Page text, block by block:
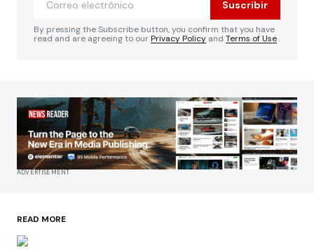
Suscribir
By pressing the Subscribe button, you confirm that you have
read and are agreeing to ourPrivacy Policy and Terms of Use
ADVERTISEMENT
READ MORE